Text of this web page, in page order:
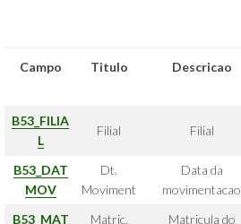
Campo Titulo Descricao
B53_FILIA
L
Filial Filial
B53_DAT
MOV
Dt.
Moviment
Data da
movimentacao
B53_MAT
Matric.
Matricula do